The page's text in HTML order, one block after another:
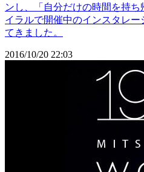
ンし、「自分だけの時間を持
イラルで開催中のインスタレー
てきました。
2016/10/20 22:03